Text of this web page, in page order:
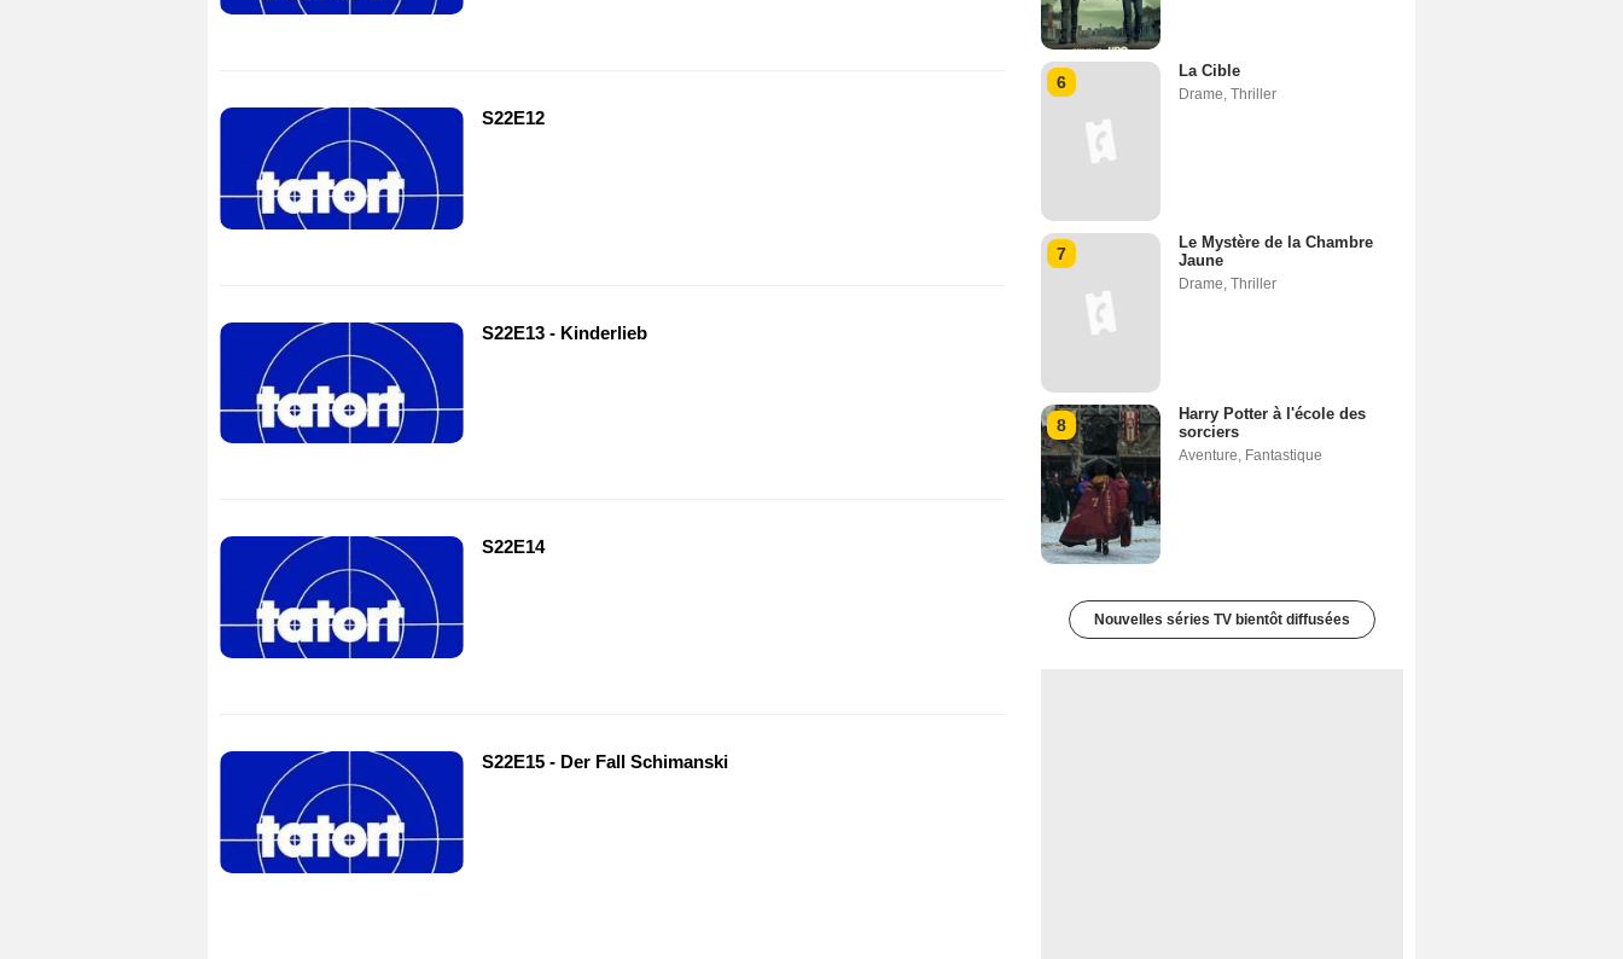
S22E12
S22E13 - Kinderlieb
S22E14
S22E15 - Der Fall Schimanski
6
La Cible
Drame Thriller
7
Le Mystère de la Chambre
Jaune
Drame Thriller
8
Harry Potter à l'école des
sorciers
Aventure Fantastique
Nouvelles séries TV bientôt diffusées